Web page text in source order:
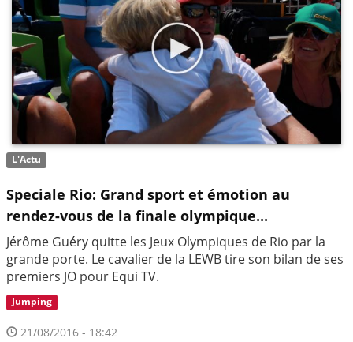
L'Actu
Speciale Rio: Grand sport et émotion au
rendez-vous de la finale olympique...
Jérôme Guéry quitte les Jeux Olympiques de Rio par la
grande porte. Le cavalier de la LEWB tire son bilan de ses
premiers JO pour Equi TV.
Jumping
21/08/2016 - 18:42